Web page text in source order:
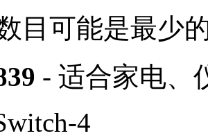
目可能是最少
- 适合家电、
4